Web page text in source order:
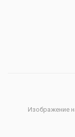
Изображение